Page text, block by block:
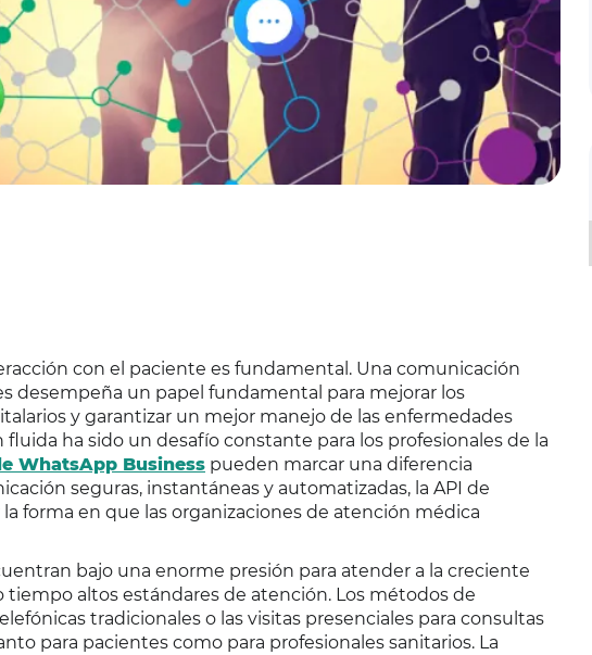
con el paciente es fundamental. Una comunicación
desempeña un papel fundamental para mejorar los
y garantizar un mejor manejo de las enfermedades
ha sido un desafío constante para los profesionales de la
WhatsApp Business pueden marcar una diferencia
seguras, instantáneas y automatizadas, la API de
forma en que las organizaciones de atención médica
bajo una enorme presión para atender a la creciente
altos estándares de atención. Los métodos de
tradicionales o las visitas presenciales para consultas
para pacientes como para profesionales sanitarios. La